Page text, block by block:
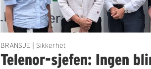
BRANSJE | Sikkerhet
Telenor-sjefen: Ingen